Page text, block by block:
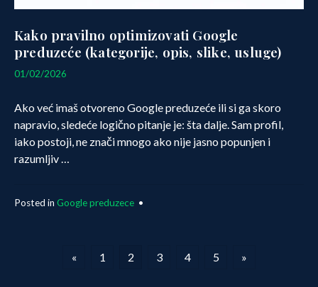
Kako pravilno optimizovati Google
preduzeće (kategorije, opis, slike, usluge)
01/02/2026
Ako već imaš otvoreno Google preduzeće ili si ga skoro
napravio, sledeće logično pitanje je: šta dalje. Sam profil,
iako postoji, ne znači mnogo ako nije jasno popunjen i
razumljiv …
Posted in Google preduzece •
« 1 2 3 4 5 »